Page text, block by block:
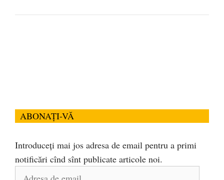
ABONAȚI-VĂ
Introduceți mai jos adresa de email pentru a primi
notificări cînd sînt publicate articole noi.
Adresa